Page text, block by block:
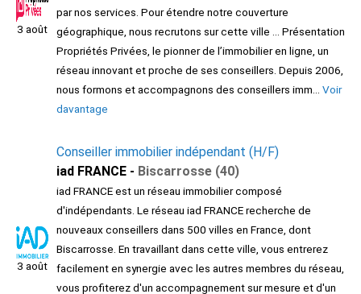
3 août
par nos services. Pour étendre notre couverture
géographique, nous recrutons sur cette ville ... Présentation
Propriétés Privées, le pionner de l’immobilier en ligne, un
réseau innovant et proche de ses conseillers. Depuis 2006,
nous formons et accompagnons des conseillers imm... Voir
davantage
3 août
Conseiller immobilier indépendant (H/F)
iad FRANCE - Biscarrosse (40)
iad FRANCE est un réseau immobilier composé
d'indépendants. Le réseau iad FRANCE recherche de
nouveaux conseillers dans 500 villes en France, dont
Biscarrosse. En travaillant dans cette ville, vous entrerez
facilement en synergie avec les autres membres du réseau,
vous profiterez d'un accompagnement sur mesure et d'un